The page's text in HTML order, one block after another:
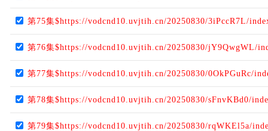
第75集$https://vodcnd10.uvjtih.cn/20250830/3iPccR7L/
第76集$https://vodcnd10.uvjtih.cn/20250830/jY9QwgWL/
第77集$https://vodcnd10.uvjtih.cn/20250830/0OkPGuRc/
第78集$https://vodcnd10.uvjtih.cn/20250830/sFnvKBd0/
第79集$https://vodcnd10.uvjtih.cn/20250830/rqWKEl5a/